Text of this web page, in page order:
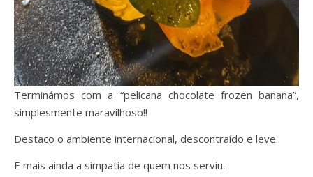
Terminámos com a “pelicana chocolate frozen banana”,
simplesmente maravilhoso!!
Destaco o ambiente internacional, descontraído e leve.
E mais ainda a simpatia de quem nos serviu.